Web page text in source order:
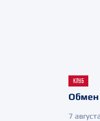
КЛУБ
Обмен
7